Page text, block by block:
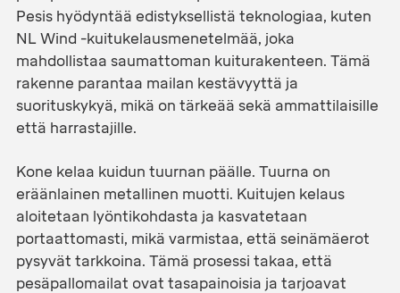
Pesis hyödyntää edistyksellistä teknologiaa, kuten
NL Wind -kuitukelausmenetelmää, joka
mahdollistaa saumattoman kuiturakenteen. Tämä
rakenne parantaa mailan kestävyyttä ja
suorituskykyä, mikä on tärkeää sekä ammattilaisille
että harrastajille.
Kone kelaa kuidun tuurnan päälle. Tuurna on
eräänlainen metallinen muotti. Kuitujen kelaus
aloitetaan lyöntikohdasta ja kasvatetaan
portaattomasti, mikä varmistaa, että seinämäerot
pysyvät tarkkoina. Tämä prosessi takaa, että
pesäpallomailat ovat tasapainoisia ja tarjoavat